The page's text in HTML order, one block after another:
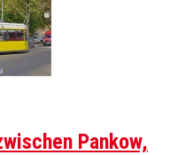
Pankow,